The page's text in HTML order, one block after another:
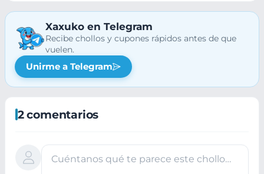
Xaxuko en Telegram
Recibe chollos y cupones rápidos antes de que
vuelen.
Unirme a Telegram
2 comentarios
Cuéntanos qué te parece este chollo…